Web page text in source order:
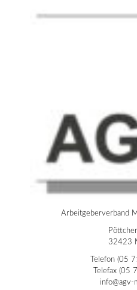
Arbeitgeberverband
32423
Telefon (05
Telefax (05
info@agv-